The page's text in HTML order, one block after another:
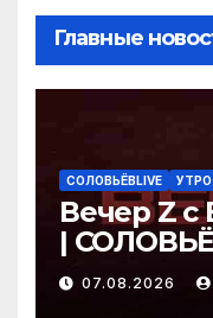
Главные
СОЛОВЬЁВLIVE УТРО
Вечер Z
|
2026 года
07.08.2026